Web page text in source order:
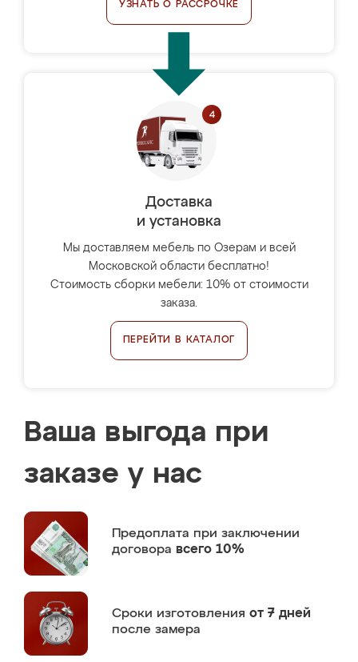
УЗНАТЬ О РАССРОЧКЕ
Доставка
и установка
Мы доставляем мебель по Озерам и всей
Московской области бесплатно!
Стоимость сборки мебели: 10% от стоимости
заказа.
ПЕРЕЙТИ В КАТАЛОГ
Ваша выгода при
заказе у нас
Предоплата при заключении
договора всего 10%
Сроки изготовления от 7 дней
после замера